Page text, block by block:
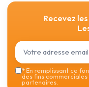
Recevez
*En remplissant ce
des fins
partenaires.